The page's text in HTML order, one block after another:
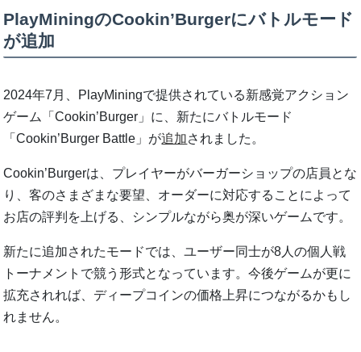
PlayMiningのCookin’Burgerにバトルモード
が追加
2024年7月、PlayMiningで提供されている新感覚アクション
ゲーム「Cookin’Burger」に、新たにバトルモード
「Cookin’Burger Battle」が追加されました。
Cookin’Burgerは、プレイヤーがバーガーショップの店員とな
り、客のさまざまな要望、オーダーに対応することによって
お店の評判を上げる、シンプルながら奥が深いゲームです。
新たに追加されたモードでは、ユーザー同士が8人の個人戦
トーナメントで競う形式となっています。今後ゲームが更に
拡充されれば、ディープコインの価格上昇につながるかもし
れません。